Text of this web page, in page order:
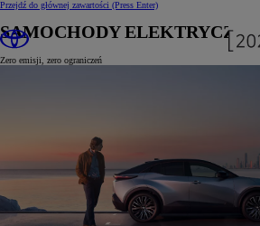
Przejdź do głównej zawartości (Press Enter)
SAMOCHODY ELEKTRYCZNE
Zero emisji, zero ograniczeń